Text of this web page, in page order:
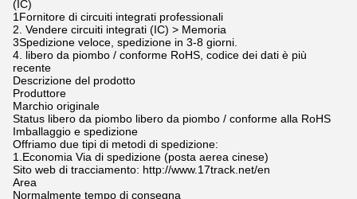
(IC)
1Fornitore di circuiti integrati professionali
2. Vendere circuiti integrati (IC) > Memoria
3Spedizione veloce, spedizione in 3-8 giorni.
4. libero da piombo / conforme RoHS, codice dei dati è più
recente
Descrizione del prodotto
Produttore
Marchio originale
Status libero da piombo libero da piombo / conforme alla RoHS
Imballaggio e spedizione
Offriamo due tipi di metodi di spedizione:
1.Economia Via di spedizione (posta aerea cinese)
Sito web di tracciamento: http://www.17track.net/en
Area
Normalmente tempo di consegna